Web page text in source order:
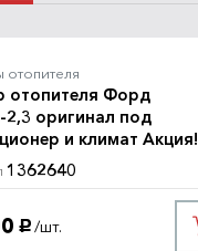
отопителя Форд
2,3 оригинал под
и климат Акция!
1362640
руб. /шт.